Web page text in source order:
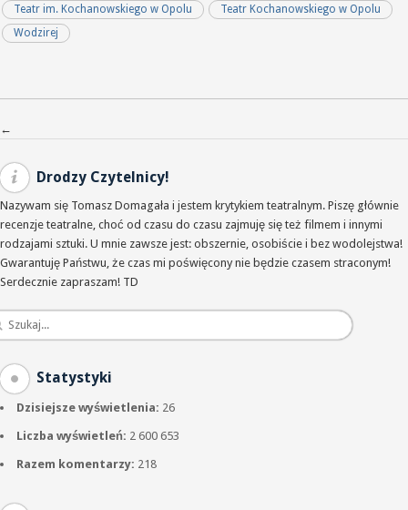
Teatr im. Kochanowskiego w Opolu
Teatr Kochanowskiego w Opolu
Wodzirej
Nawigacja po wpisach
←
Drodzy Czytelnicy!
Nazywam się Tomasz Domagała i jestem krytykiem teatralnym. Piszę głównie
recenzje teatralne, choć od czasu do czasu zajmuję się też filmem i innymi
rodzajami sztuki. U mnie zawsze jest: obszernie, osobiście i bez wodolejstwa!
Gwarantuję Państwu, że czas mi poświęcony nie będzie czasem straconym!
Serdecznie zapraszam! TD
Statystyki
Dzisiejsze wyświetlenia: 26
Liczba wyświetleń: 2 600 653
Razem komentarzy: 218